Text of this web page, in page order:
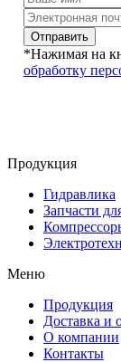
Отправить
*Нажимая на
обработку
Продукция
Гидравлика
Запчасти
Меню
Продукция
Доставка и
О компании
Контакты